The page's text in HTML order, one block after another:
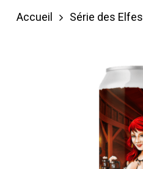
Accueil Série des Elfes